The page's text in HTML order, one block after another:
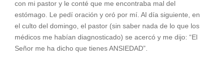
con mi pastor y le conté que me encontraba mal del
estómago. Le pedí oración y oró por mí. Al día siguiente, en
el culto del domingo, el pastor (sin saber nada de lo que los
médicos me habían diagnosticado) se acercó y me dijo: “El
Señor me ha dicho que tienes ANSIEDAD”.